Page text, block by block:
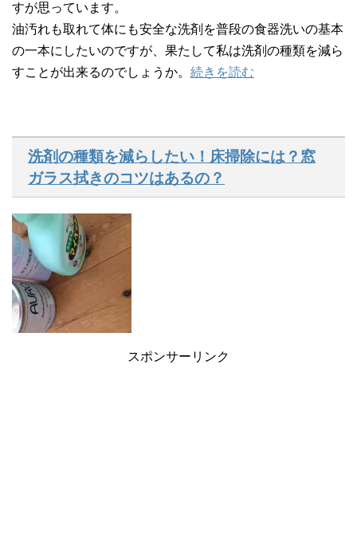
すが思っています。
油汚れも取れて体にも安全な洗剤を普段の食器洗いの基本
の一本にしたいのですが、果たして私は洗剤の種類を減ら
すことが出来るのでしょうか。 続きを読む
洗剤の種類を減らしたい！床掃除には？窓
ガラス拭きのコツはあるの？
スポンサーリンク